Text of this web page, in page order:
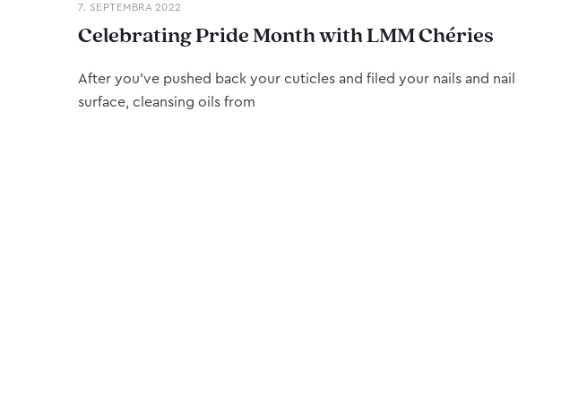
7. SEPTEMBRA 2022
Celebrating Pride Month with LMM Chéries
After you’ve pushed back your cuticles and filed your nails and nail
surface, cleansing oils from